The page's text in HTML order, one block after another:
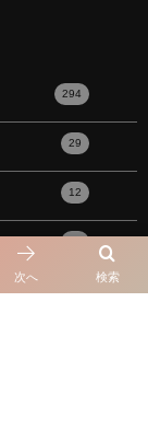
検索
次へ
294
29
12